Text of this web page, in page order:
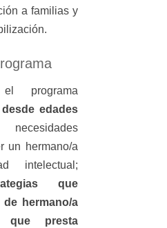
a familias y
programa
edades
un hermano/a
intelectual;
que
hermano/a
que presta